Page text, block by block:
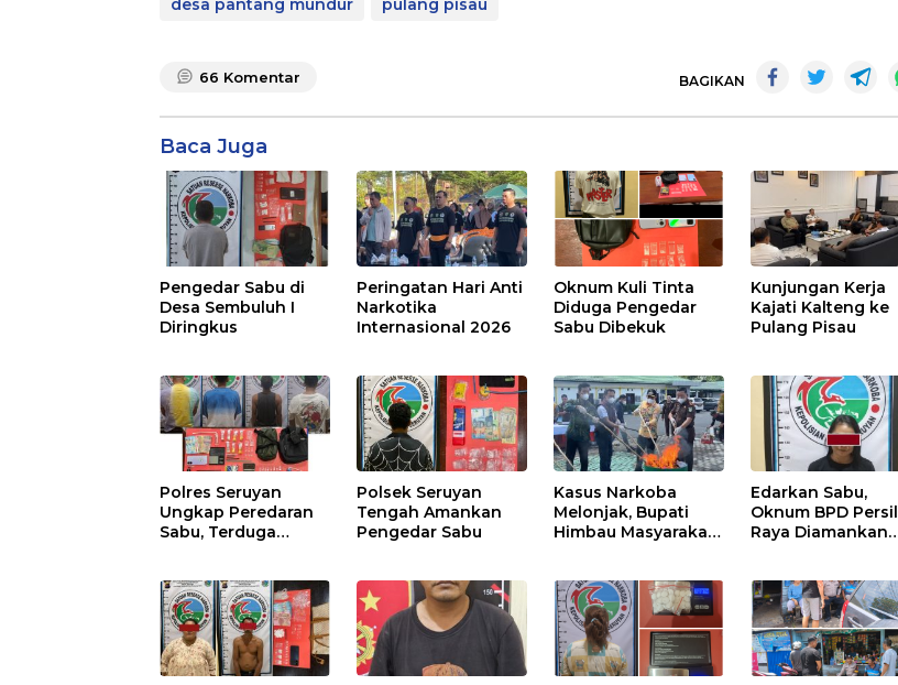
desa pantang mundur pulang pisau
66 Komentar BAGIKAN
Baca Juga
Pengedar Sabu di
Desa Sembuluh I
Diringkus
Peringatan Hari Anti
Narkotika
Internasional 2026
Oknum Kuli Tinta
Diduga Pengedar
Sabu Dibekuk
Kunjungan Kerja
Kajati Kalteng ke
Pulang Pisau
Polres Seruyan
Ungkap Peredaran
Sabu, Terduga
Polsek Seruyan
Tengah Amankan
Pengedar Sabu
Kasus Narkoba
Melonjak, Bupati
Himbau Masyarakat
Edarkan Sabu,
Oknum BPD Persil
Raya Diamankan